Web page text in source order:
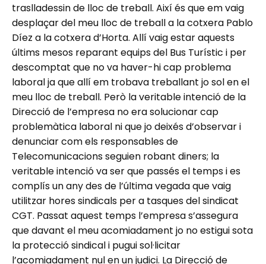
traslladessin de lloc de treball. Així és que em vaig
desplaçar del meu lloc de treball a la cotxera Pablo
Díez a la cotxera d’Horta. Allí vaig estar aquests
últims mesos reparant equips del Bus Turístic i per
descomptat que no va haver-hi cap problema
laboral ja que allí em trobava treballant jo sol en el
meu lloc de treball. Però la veritable intenció de la
Direcció de l’empresa no era solucionar cap
problemàtica laboral ni que jo deixés d’observar i
denunciar com els responsables de
Telecomunicacions seguien robant diners; la
veritable intenció va ser que passés el temps i es
complís un any des de l’última vegada que vaig
utilitzar hores sindicals per a tasques del sindicat
CGT. Passat aquest temps l’empresa s’assegura
que davant el meu acomiadament jo no estigui sota
la protecció sindical i pugui sol·licitar
l’acomiadament nul en un judici. La Direcció de